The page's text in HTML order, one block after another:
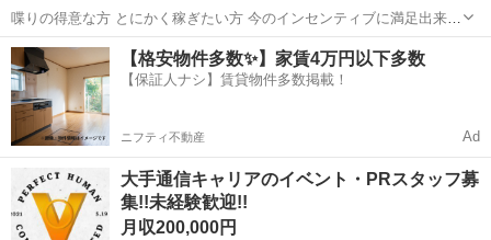
喋りの得意な方 とにかく稼ぎたい方 今のインセンティブに満足出来て
いない方 一緒にやりましょう！
大分 臼杵市 臼杵駅 販売 営業マン
【格安物件多数✨】家賃4万円以下多数
【保証人ナシ】賃貸物件多数掲載！
ニフティ不動産 Ad
大手通信キャリアのイベント・PRスタッフ募
集!!未経験歓迎!!
月収200,000円